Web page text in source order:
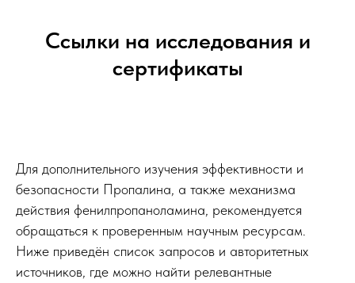
Ссылки на исследования и
сертификаты
Для дополнительного изучения эффективности и
безопасности Пропалина, а также механизма
действия фенилпропаноламина, рекомендуется
обращаться к проверенным научным ресурсам.
Ниже приведён список запросов и авторитетных
источников, где можно найти релевантные